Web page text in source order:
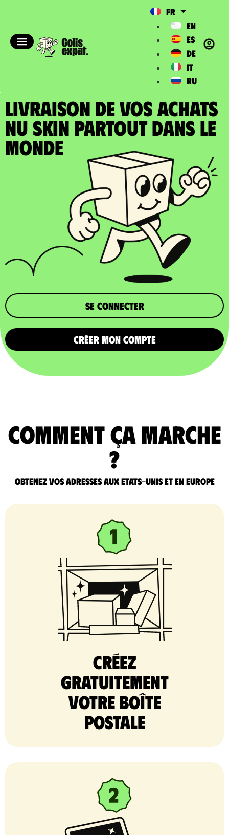
FR
EN
ES
DE
IT
RU
LIVRAISON DE VOS ACHATS
NU SKIN partout dans le
Monde
Se connecter
CRÉER MON COMPTE
comment ça marche
?
Obtenez vos adresses aux Etats-Unis et en Europe
Créez
gratuitement
votre Boîte
postale